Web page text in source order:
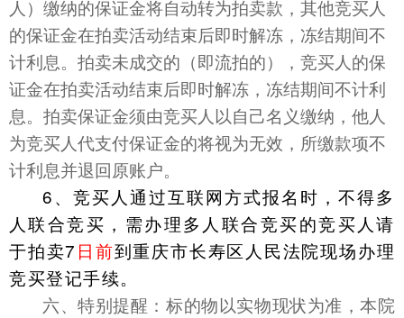
人）缴纳的保证金将自动转为拍卖款，其他竞买人
的保证金在拍卖活动结束后即时解冻，冻结期间不
计利息。拍卖未成交的（即流拍的），竞买人的保
证金在拍卖活动结束后即时解冻，冻结期间不计利
息。拍卖保证金须由竞买人以自己名义缴纳，他人
为竞买人代支付保证金的将视为无效，所缴款项不
计利息并退回原账户。
6、竞买人通过互联网方式报名时，不得多
人联合竞买，需办理多人联合竞买的竞买人请
于拍卖7 日前到重庆市长寿区人民法院现场办理
竞买登记手续。
六、特别提醒：标的物以实物现状为准，本院